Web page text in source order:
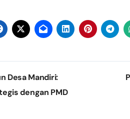
Desa Mandiri:
dengan PMD